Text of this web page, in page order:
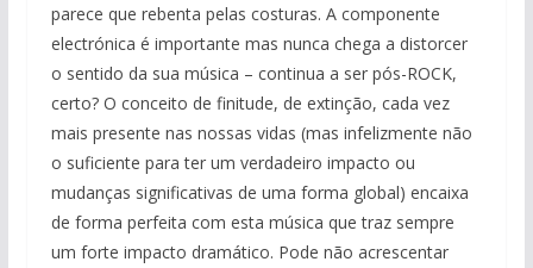
parece que rebenta pelas costuras. A componente
electrónica é importante mas nunca chega a distorcer
o sentido da sua música – continua a ser pós-ROCK,
certo? O conceito de finitude, de extinção, cada vez
mais presente nas nossas vidas (mas infelizmente não
o suficiente para ter um verdadeiro impacto ou
mudanças significativas de uma forma global) encaixa
de forma perfeita com esta música que traz sempre
um forte impacto dramático. Pode não acrescentar